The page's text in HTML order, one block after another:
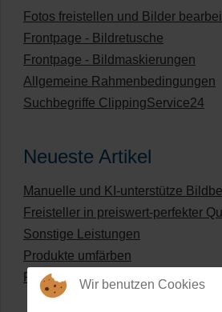
Fotos freistellen und Bilder
Frontpage - Bildretusche
Frontpage - Bildmaskierungen
Allgemeine Rahmenbedingungen
Suchbegriffe ClippingService24
Neueste Artikel
Manuelle und KI-unterstütze
Freisteller in preiswert-perfekter
Sonstige Leistungen
Produkte umfärben
Preisliste für digitale
Wir benutzen Cookies